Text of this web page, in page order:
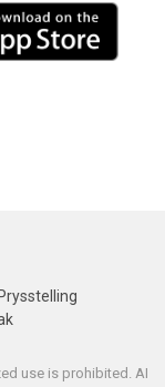
Prysstelling
use is prohibited. AI